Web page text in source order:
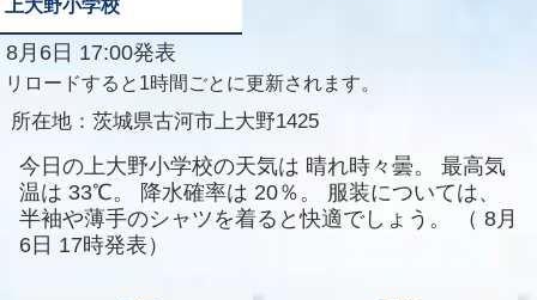
上大野小学校
8月6日 17:00発表
リロードすると1時間ごとに更新されます。
所在地： 茨城県古河市上大野1425
今日の上大野小学校の天気は 晴れ時々曇。
最高気
温は 33℃。 降水確率は 20％。
服装については、
半袖や薄手のシャツを着ると快適でしょう。
（ 8月
6日 17時発表）